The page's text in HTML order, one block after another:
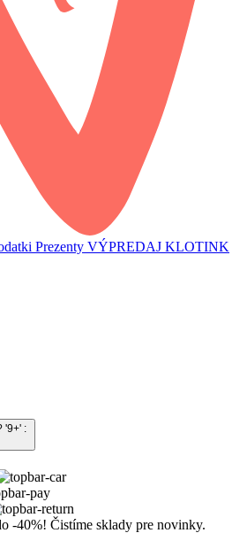
Prezenty VÝPREDAJ KLOTINK
'9+' :
-40%! Čistíme sklady pre novinky.